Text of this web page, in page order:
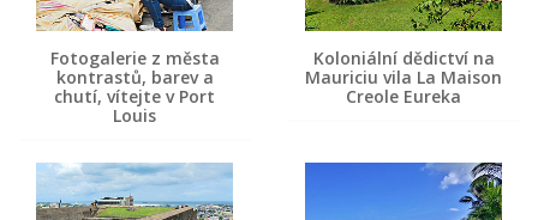
Fotogalerie z města
kontrastů, barev a
chutí, vítejte v Port
Louis
Koloniální dědictví na
Mauriciu vila La Maison
Creole Eureka